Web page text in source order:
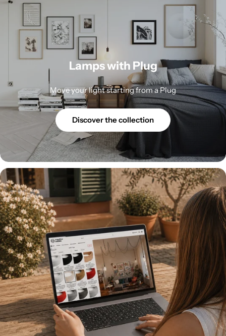
Lamps with Plug
Move your light starting from a Plug
Discover the collection